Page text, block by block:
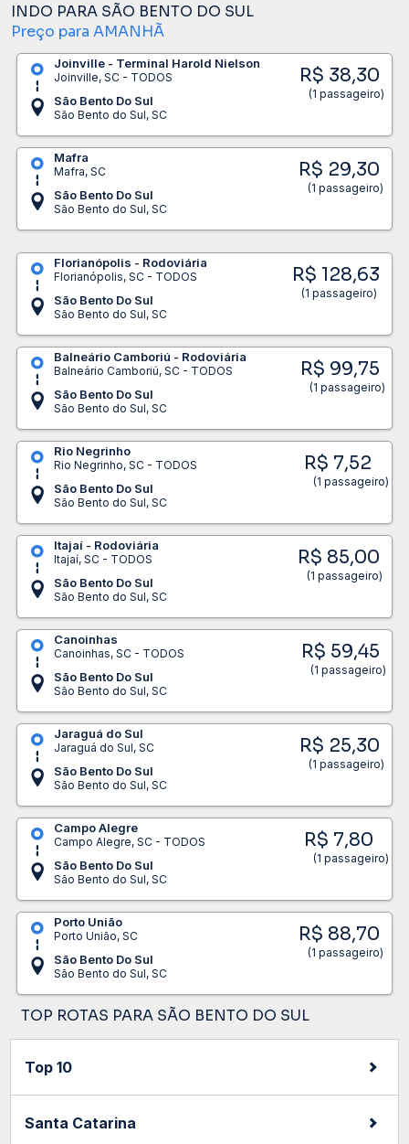
INDO PARA SÃO BENTO DO SUL
Preço para AMANHÃ
Joinville - Terminal Harold Nielson
Joinville, SC - TODOS
São Bento Do Sul
São Bento do Sul, SC
R$ 38,30
(1 passageiro)
Mafra
Mafra, SC
São Bento Do Sul
São Bento do Sul, SC
R$ 29,30
(1 passageiro)
Florianópolis - Rodoviária
Florianópolis, SC - TODOS
São Bento Do Sul
São Bento do Sul, SC
R$ 128,63
(1 passageiro)
Balneário Camboriú - Rodoviária
Balneário Camboriú, SC - TODOS
São Bento Do Sul
São Bento do Sul, SC
R$ 99,75
(1 passageiro)
Rio Negrinho
Rio Negrinho, SC - TODOS
São Bento Do Sul
São Bento do Sul, SC
R$ 7,52
(1 passageiro)
Itajaí - Rodoviária
Itajaí, SC - TODOS
São Bento Do Sul
São Bento do Sul, SC
R$ 85,00
(1 passageiro)
Canoinhas
Canoinhas, SC - TODOS
São Bento Do Sul
São Bento do Sul, SC
R$ 59,45
(1 passageiro)
Jaraguá do Sul
Jaraguá do Sul, SC
São Bento Do Sul
São Bento do Sul, SC
R$ 25,30
(1 passageiro)
Campo Alegre
Campo Alegre, SC - TODOS
São Bento Do Sul
São Bento do Sul, SC
R$ 7,80
(1 passageiro)
Porto União
Porto União, SC
São Bento Do Sul
São Bento do Sul, SC
R$ 88,70
(1 passageiro)
TOP ROTAS PARA SÃO BENTO DO SUL
Top 10
Santa Catarina